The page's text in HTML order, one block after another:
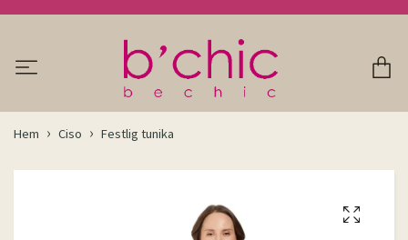
Hem Ciso Festlig tunika